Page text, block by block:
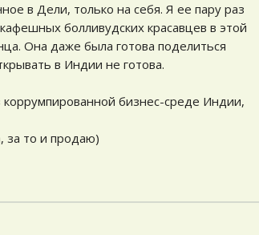
в Дели, только на себя. Я ее пару раз
болливудских красавцев в этой
Она даже была готова поделиться
в Индии не готова.
бизнес-среде Индии,
за то и продаю)